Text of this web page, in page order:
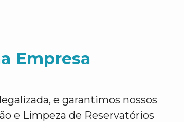
Empresa
e garantimos nossos
e Limpeza de Reservatórios